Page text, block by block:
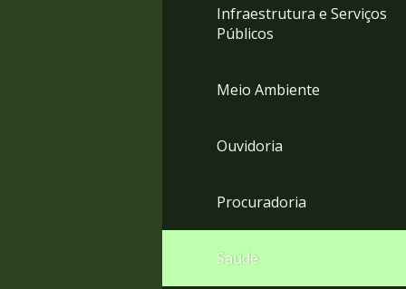
Infraestrutura e Serviços
Públicos
Meio Ambiente
Ouvidoria
Procuradoria
Saúde